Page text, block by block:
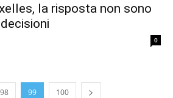
la risposta non sono
0
98 99 100